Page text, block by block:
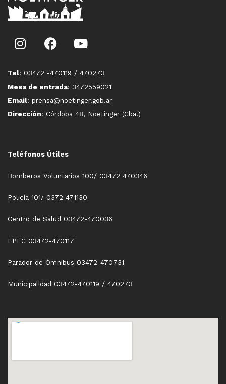
Tel: 03472 -470119 / 470273
Mesa de entrada: 3472559021
Email: prensa@noetinger.gob.ar
Dirección: Córdoba 48, Noetinger (Cba.)
Teléfonos Útiles
Bomberos Voluntarios 100/ 03472 470346
Policía 101/ 0372 471130
Centro de Salud 03472-470036
EPEC 03472-470117
Parador de Ómnibus 03472-470731
Municipalidad 03472-470119 / 470273